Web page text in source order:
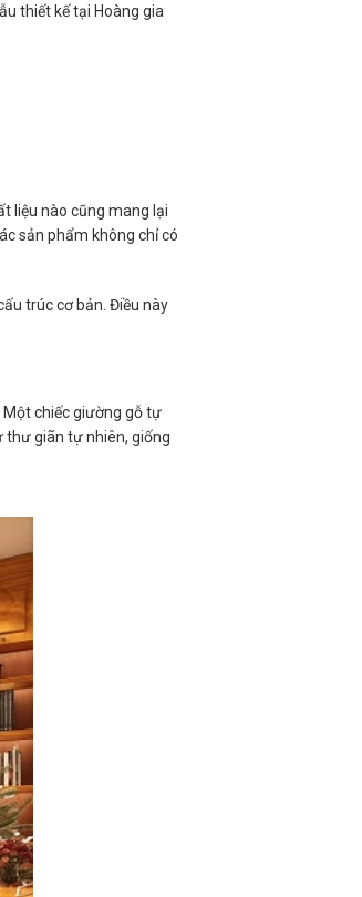
thiết kế tại Hoàng gia
liệu nào cũng mang lại
sản phẩm không chỉ có
trúc cơ bản. Điều này
Một chiếc giường gỗ tự
thư giãn tự nhiên, giống